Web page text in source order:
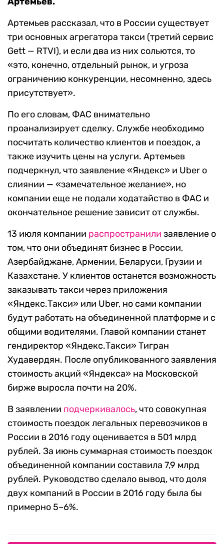
Артемьев рассказал, что в России существует
три основных агрегатора такси (третий сервис
Gett — RTVI), и если два из них сольются, то
«это, конечно, отдельный рынок, и угроза
ограничению конкуренции, несомненно, здесь
присутствует».
По его словам, ФАС внимательно
проанализирует сделку. Службе необходимо
посчитать количество клиентов и поездок, а
также изучить цены на услуги. Артемьев
подчеркнул, что заявление «Яндекс» и Uber о
слиянии — «замечательное желание», но
компании еще не подали ходатайство в ФАС и
окончательное решение зависит от службы.
13 июля компании распространили заявление о
том, что они объединят бизнес в России,
Азербайджане, Армении, Беларуси, Грузии и
Казахстане. У клиентов останется возможность
заказывать такси через приложения
«Яндекс.Такси» или Uber, но сами компании
будут работать на объединенной платформе и с
общими водителями. Главой компании станет
гендиректор «Яндекс.Такси» Тигран
Худавердян. После опубликованного заявления
стоимость акций «Яндекса» на Московской
бирже выросла почти на 20%.
В заявлении подчеркивалось, что совокупная
стоимость поездок легальных перевозчиков в
России в 2016 году оценивается в 501 млрд
рублей. За июнь суммарная стоимость поездок
объединенной компании составила 7,9 млрд
рублей. Руководство сделало вывод, что доля
двух компаний в России в 2016 году была бы
примерно 5–6%.